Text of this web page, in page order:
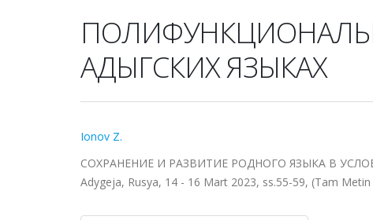
АДЫГСКИХ ЯЗЫКАХ
Ionov Z.
СОХРАНЕНИЕ И РАЗВИТИЕ РОДНОГО ЯЗЫКА В
Adygeja, Rusya, 14 - 16 Mart 2023, ss.55-59, (Tam Metin